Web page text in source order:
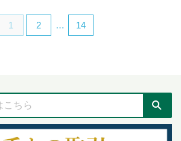
1 2 … 14